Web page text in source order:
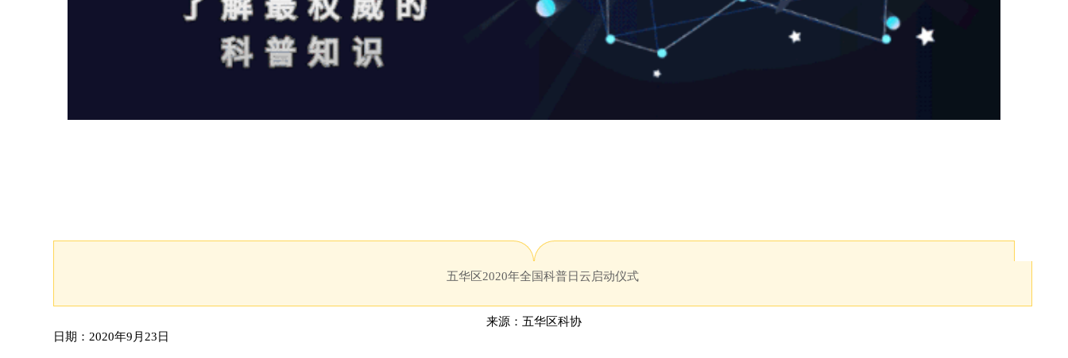
五华区2020年全国科普日云启动仪式
来源：五华区科协
日期：2020年9月23日